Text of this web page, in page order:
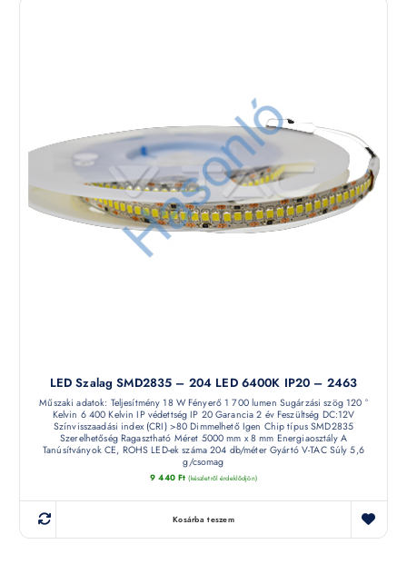
LED Szalag SMD2835 – 204 LED 6400K IP20 – 2463
Műszaki adatok: Teljesítmény 18 W Fényerő 1 700 lumen Sugárzási szög 120 °
Kelvin 6 400 Kelvin IP védettség IP 20 Garancia 2 év Feszültség DC:12V
Színvisszaadási index (CRI) >80 Dimmelhető Igen Chip típus SMD2835
Szerelhetőség Ragasztható Méret 5000 mm x 8 mm Energiaosztály A
Tanúsítványok CE, ROHS LED-ek száma 204 db/méter Gyártó V-TAC Súly 5,6
g/csomag
9 440 Ft (készletről érdeklődjön)
Kosárba teszem